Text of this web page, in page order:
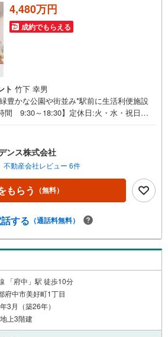
4,480万円
成約でもらえる
ト 竹下 幸男
豊かな公園や街並み*駅前に生活利便施設
間 9:30～18:30】定休日:火・水・祝日当
めにお電話ください。上記時間はお電話が
っております。「室内・現地を見学する」
約いただくとご見学がスムーズです。【弊
ター・マイカ・レジデンスは、スター・マ
ィングス（東証プライム上場）のグループ
種ご相談も承っております】・引越し業者
によるライフプランシュミレーション----Y
ーナスがもらえる「Yahoo！不動産物件ご
ン」の対象になります。※yahoo！JAPAN I
ください※Pay Payボーナスは出金と譲渡
ンス株式会社
不動産会社レビュー 6件
もらう （無料）
する （通話料無料）
「府中」駅 徒歩10分
府中市美好町1丁目
3月（築26年）
上3階建